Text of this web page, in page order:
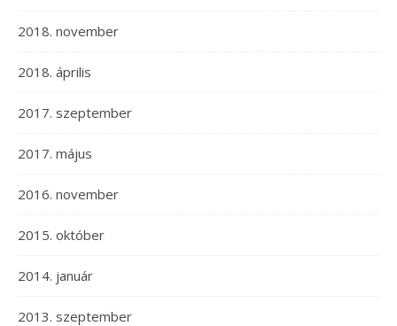
2018. november
2018. április
2017. szeptember
2017. május
2016. november
2015. október
2014. január
2013. szeptember